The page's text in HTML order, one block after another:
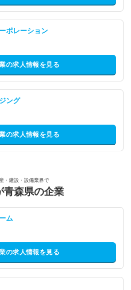
ポレーション
の求人情報を見る
ング
の求人情報を見る
・建設・設備業界で
青森県の企業
ム
の求人情報を見る